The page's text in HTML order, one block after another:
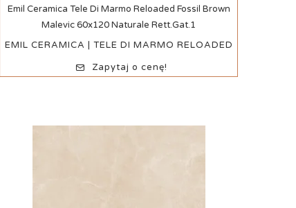
Emil Ceramica Tele Di Marmo Reloaded Fossil Brown
Malevic 60x120 Naturale Rett.Gat.1
EMIL CERAMICA | TELE DI MARMO RELOADED
Zapytaj o cenę!
Szybki podgląd